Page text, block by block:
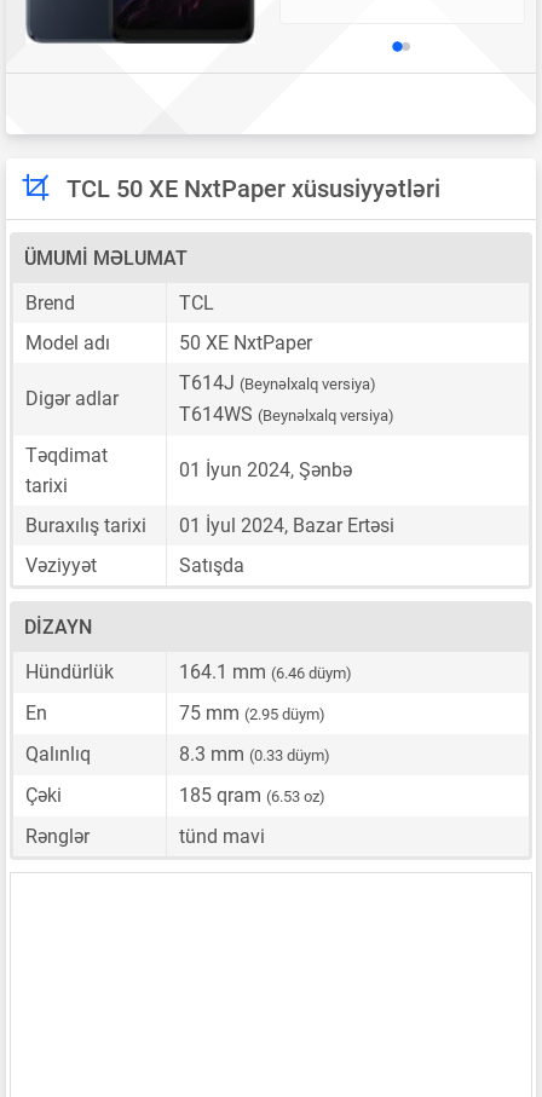
TCL 50 XE NxtPaper xüsusiyyətləri
ÜMUMI MƏLUMAT
Brend
TCL
Model adı
50 XE NxtPaper
Digər adlar
T614J (Beynəlxalq versiya)
T614WS (Beynəlxalq versiya)
Təqdimat
tarixi
01 İyun 2024, Şənbə
Buraxılış tarixi
01 İyul 2024, Bazar Ertəsi
Vəziyyət
Satışda
DIZAYN
Hündürlük
164.1 mm (6.46 düym)
En 75 mm (2.95 düym)
Qalınlıq 8.3 mm (0.33 düym)
Çəki 185 qram (6.53 oz)
Rənglər tünd mavi